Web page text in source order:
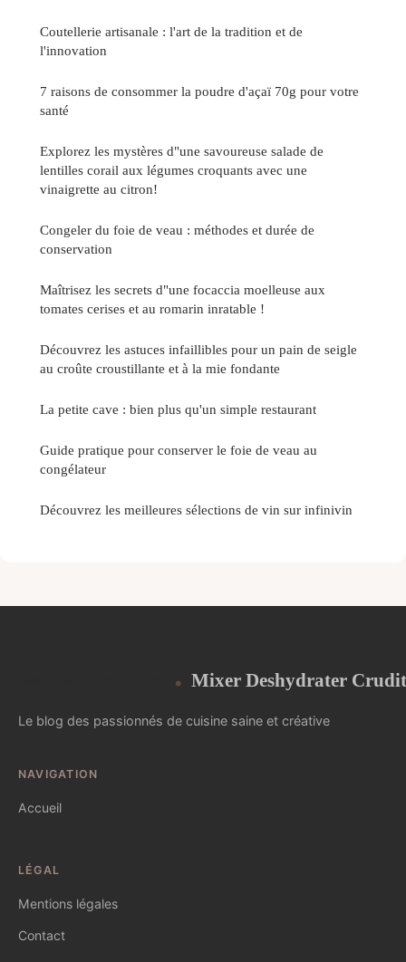
Coutellerie artisanale : l'art de la tradition et de
l'innovation
7 raisons de consommer la poudre d'açaï 70g pour votre
santé
Explorez les mystères d"une savoureuse salade de
lentilles corail aux légumes croquants avec une
vinaigrette au citron!
Congeler du foie de veau : méthodes et durée de
conservation
Maîtrisez les secrets d"une focaccia moelleuse aux
tomates cerises et au romarin inratable !
Découvrez les astuces infaillibles pour un pain de seigle
au croûte croustillante et à la mie fondante
La petite cave : bien plus qu'un simple restaurant
Guide pratique pour conserver le foie de veau au
congélateur
Découvrez les meilleures sélections de vin sur infinivin
Mixer Deshydrater
Le blog des passionnés de cuisine saine et créative
NAVIGATION
Accueil
LÉGAL
Mentions légales
Contact